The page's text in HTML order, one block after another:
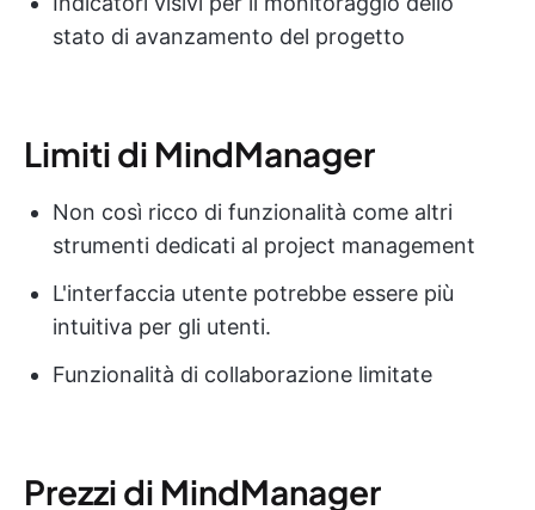
stato di avanzamento del progetto
Limiti di MindManager
Non così ricco di funzionalità come altri
strumenti dedicati al project management
L'interfaccia utente potrebbe essere più
intuitiva per gli utenti.
Funzionalità di collaborazione limitate
Prezzi di MindManager